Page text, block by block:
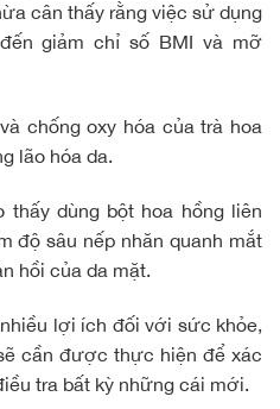
cân thấy rằng việc sử dụng
giảm chỉ số BMI và mỡ
chống oxy hóa của trà hoa
lão hóa da.
dùng bột hoa hồng liên
độ sâu nếp nhăn quanh mắt
hồi của da mặt.
lợi ích đối với sức khỏe,
cần được thực hiện để xác
tra bất kỳ những cái mới.